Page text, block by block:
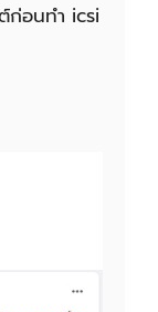
ก่อนทํา icsi